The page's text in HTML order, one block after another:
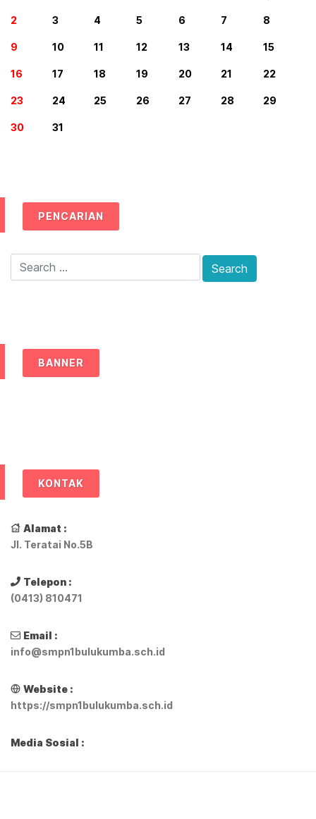
2 3 4 5 6 7 8
9 10 11 12 13 14 15
16 17 18 19 20 21 22
23 24 25 26 27 28 29
30 31
PENCARIAN
BANNER
KONTAK
Alamat :
Jl. Teratai No.5B
Telepon :
(0413) 810471
Email :
info@smpn1bulukumba.sch.id
Website :
https://smpn1bulukumba.sch.id
Media Sosial :